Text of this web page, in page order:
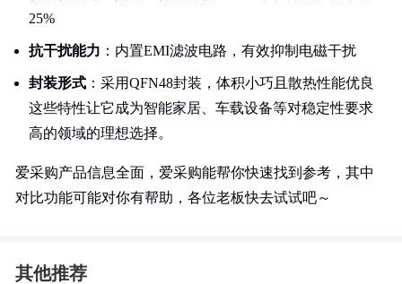
25%
抗干扰能力 ：内置EMI滤波电路，有效抑制电磁干扰
封装形式 ：采用QFN48封装，体积小巧且散热性能优良
这些特性让它成为智能家居、车载设备等对稳定性要求
高的领域的理想选择。
爱采购产品信息全面，爱采购能帮你快速找到参考，其中
对比功能可能对你有帮助，各位老板快去试试吧～
其他推荐